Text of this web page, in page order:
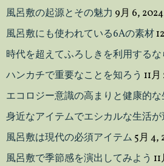
風呂敷の起源とその魅力 9月 6, 2024
風呂敷にも使われている6Aの素材
時代を超えてふろしきを利用するな
ハンカチで重要なことを知ろう 11
エコロジー意識の高まりと健康的
身近なアイテムでエシカルな生活が
風呂敷は現代の必須アイテム 5月 4,
風呂敷で季節感を演出してみよう